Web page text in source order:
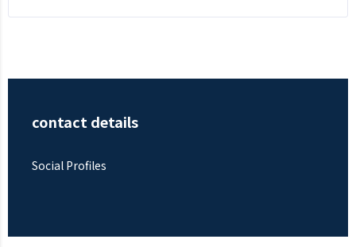
contact details
Social Profiles